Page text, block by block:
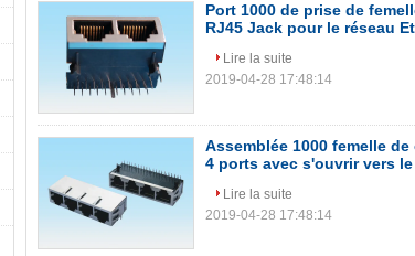
Port 1000 de prise de
RJ45 Jack pour le réseau
Lire la suite
2019-04-28 17:48:14
Assemblée 1000 femelle
4 ports avec s'ouvrir vers
Lire la suite
2019-04-28 17:48:14